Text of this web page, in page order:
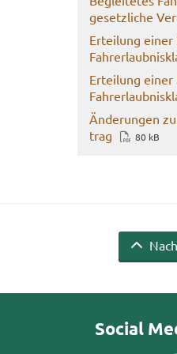
ge­setz­li­che
Er­tei­lung einer
Er­tei­lung einer
Än­de­run­gen
trag
80 kB
Social